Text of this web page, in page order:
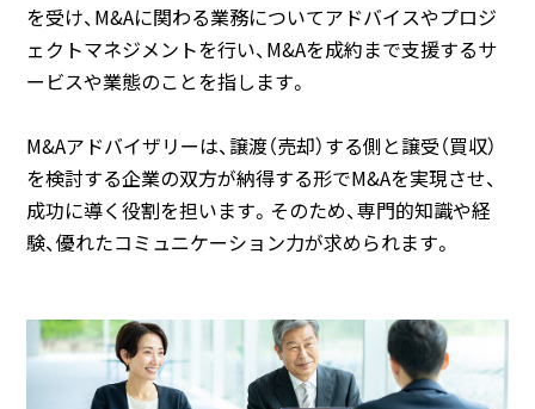
を受け、M&Aに関わる業務についてアドバイスやプロジ
ェクトマネジメントを行い、M&Aを成約まで支援するサ
ービスや業態のことを指します。
M&Aアドバイザリーは、譲渡（売却）する側と譲受（買収）
を検討する企業の双方が納得する形でM&Aを実現させ、
成功に導く役割を担います。そのため、専門的知識や経
験、優れたコミュニケーション力が求められます。